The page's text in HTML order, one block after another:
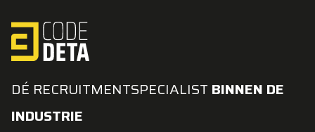
DÉ RECRUITMENTSPECIALIST BINNEN DE
INDUSTRIE